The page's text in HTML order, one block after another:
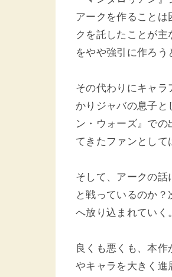
アークを作ること
クを託したことが
をやや強引に作ろう
その代わりにキャ
かりジャバの息子
ン・ウォーズ』での
てきたファンとして
そして、アークの
と戦っているのか
へ放り込まれていく
良くも悪くも、本
やキャラを大きく進